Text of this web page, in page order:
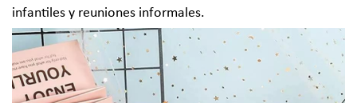
infantiles y reuniones informales.